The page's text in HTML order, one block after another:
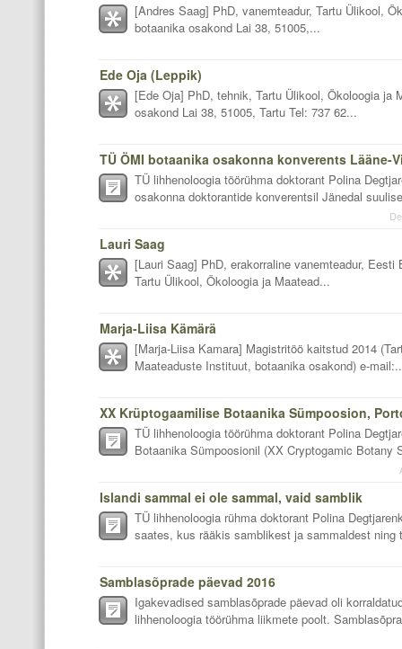
[Andres Saag] PhD, vanemteadur, Tartu Ülikool,
botaanika osakond Lai 38, 51005,...
Ede Oja (Leppik)
[Ede Oja] PhD, tehnik, Tartu Ülikool, Ökoloogia ja
osakond Lai 38, 51005, Tartu Tel: 737 62...
TÜ lihhenoloogia töörühma doktorant Polina
osakonna doktorantide konverentsil Jänedal
Lauri Saag
[Lauri Saag] PhD, erakorraline vanemteadur,
Tartu Ülikool, Ökoloogia ja Maatead...
Marja-Liisa Kämärä
[Marja-Liisa Kamara] Magistritöö kaitstud 2014
Maateaduste Instituut, botaanika osakond) e-
XX Krüptogaamilise Botaanika Sümpoosion,
TÜ lihhenoloogia töörühma doktorant Polina
Botaanika Sümpoosionil (XX Cryptogamic Botany
Islandi sammal ei ole sammal, vaid samblik
TÜ lihhenoloogia rühma doktorant Polina
saates, kus rääkis samblikest ja sammaldest
Samblasõprade päevad 2016
Igakevadised samblasõprade päevad oli
lihhenoloogia töörühma liikmete poolt.